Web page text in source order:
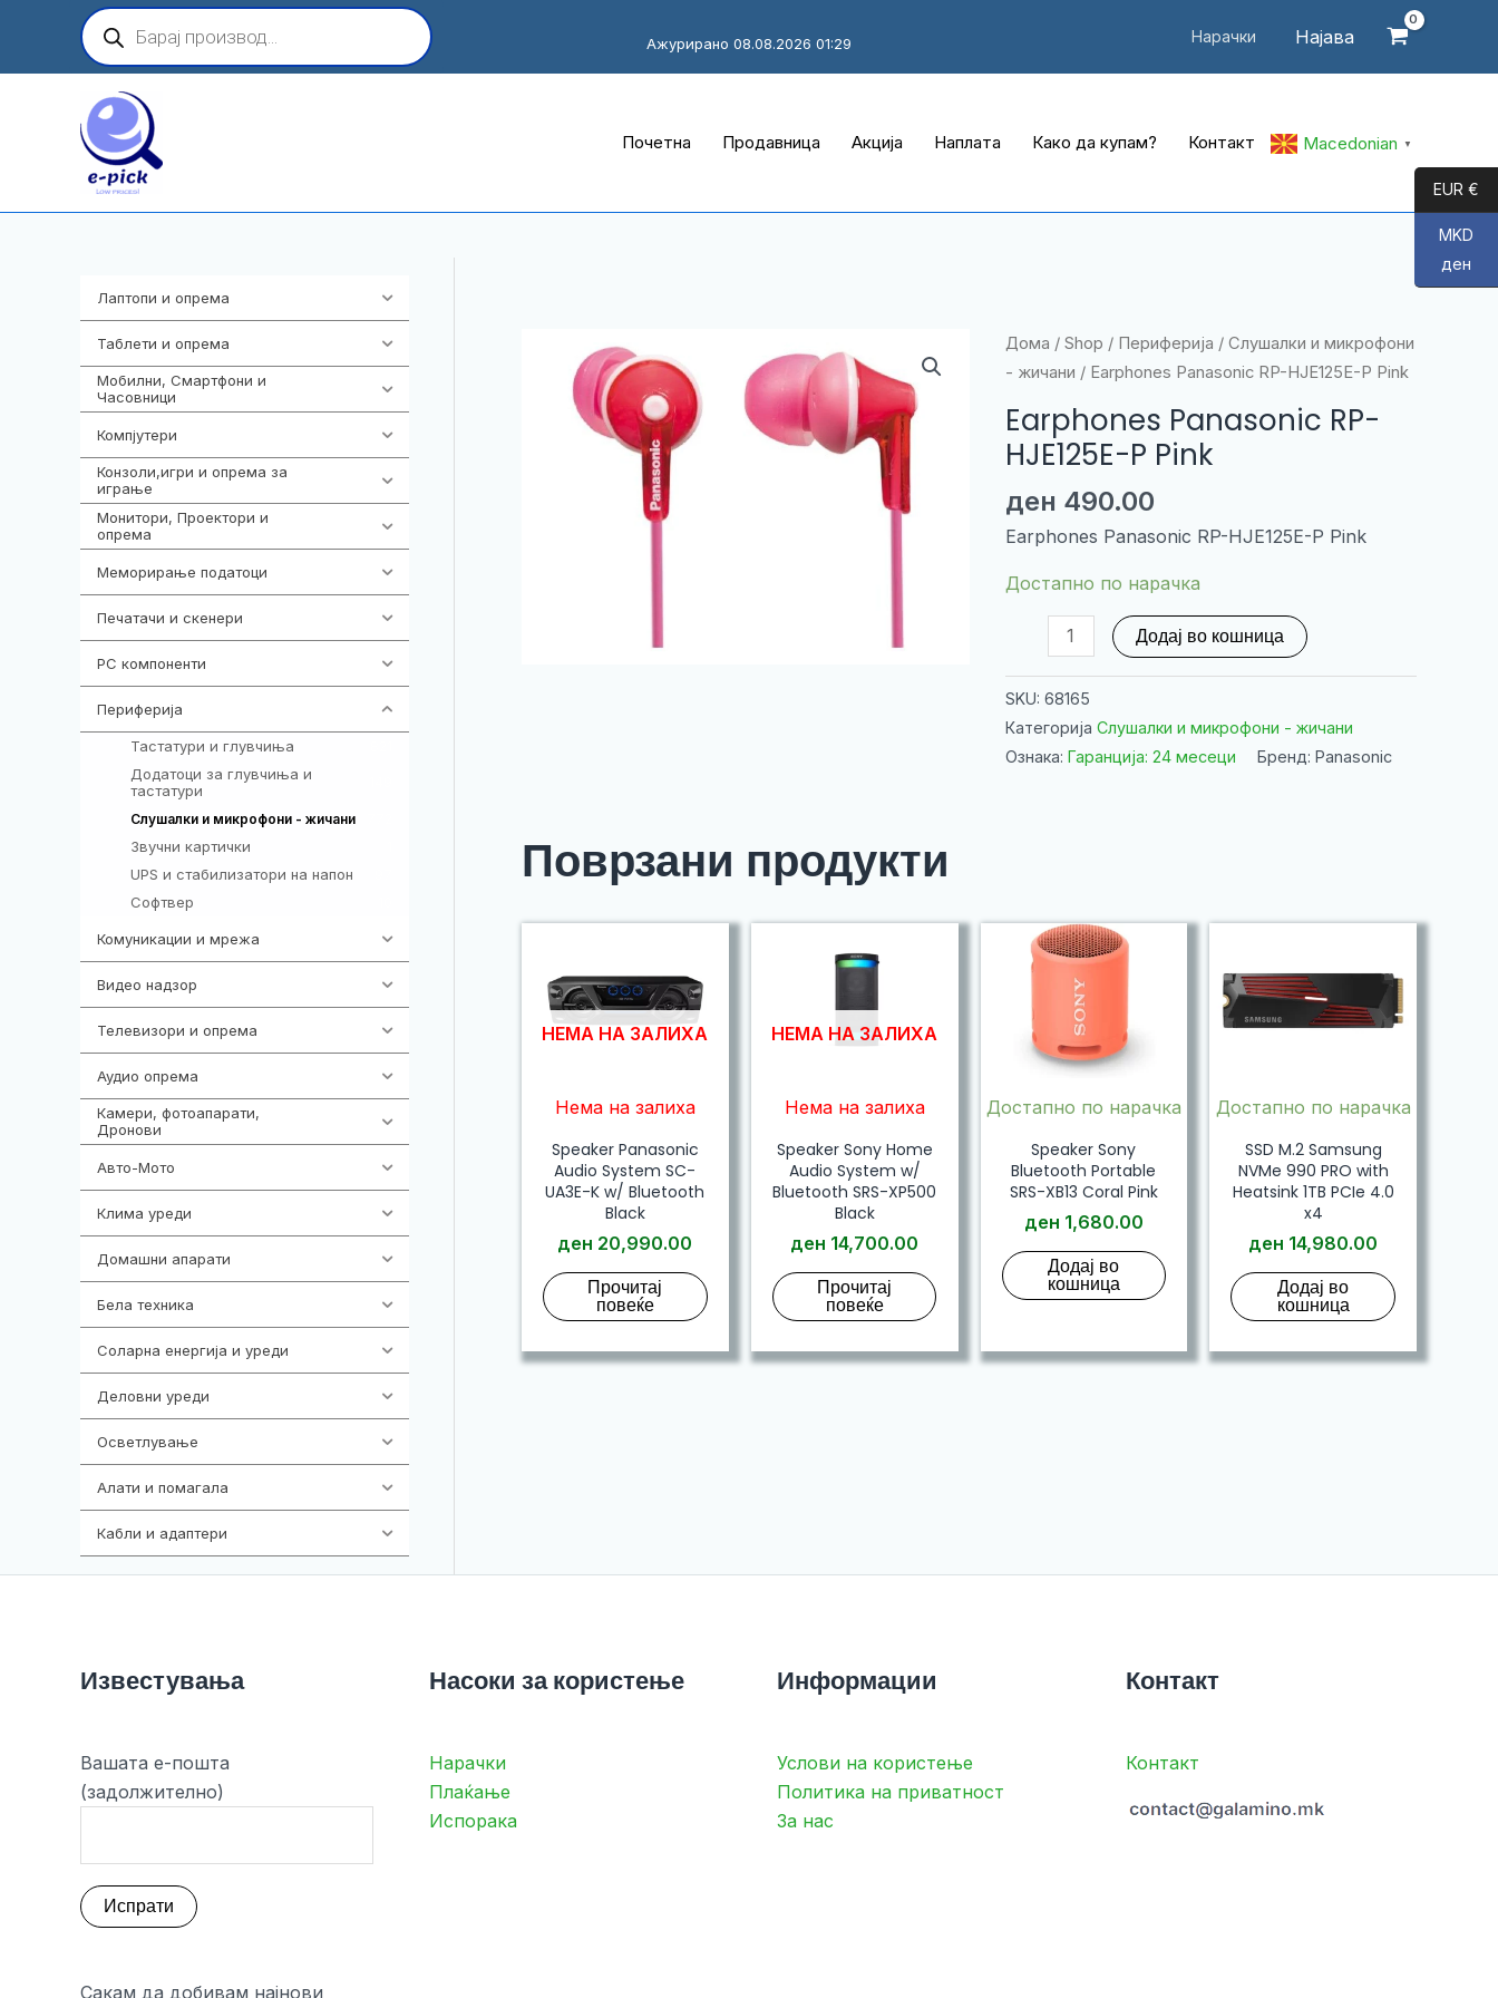
content
Products
search
Нарачки Најава
Ажурирано 08.08.2026 01:29
Почетна Продавница Акција Наплата Како да купам? Контакт Macedonian ▼
Лаптопи и опрема
Таблети и опрема
Мобилни, Смартфони и
Часовници
Компјутери
Конзоли,игри и опрема за
играње
Монитори, Проектори и
опрема
Меморирање податоци
Печатачи и скенери
PC компоненти
Периферија
Тастатури и глувчиња
Додатоци за глувчиња и
тастатури
Слушалки и микрофони - жичани
Звучни картички
UPS и стабилизатори на напон
Софтвер
Комуникации и мрежа
Видео надзор
Телевизори и опрема
Аудио опрема
Камери, фотоапарати,
Дронови
Авто-Мото
Клима уреди
Домашни апарати
Бела техника
Соларна енергија и уреди
Деловни уреди
Осветлување
Алати и помагала
Кабли и адаптери
Дома / Shop / Периферија / Слушалки и микрофони
- жичани / Earphones Panasonic RP-HJE125E-P Pink
Earphones Panasonic RP-
HJE125E-P Pink
ден 490.00
Earphones Panasonic RP-HJE125E-P Pink
Достапно по нарачка
Earphones
Panasonic
Додај во кошница
SKU: 68165
Категорија Слушалки и микрофони - жичани
Ознака: Гаранција: 24 месеци Бренд: Panasonic
Поврзани продукти
НЕМА НА ЗАЛИХА
Нема на залиха
Speaker Panasonic
Audio System SC-
UA3E-K w/ Bluetooth
Black
ден 20,990.00
Прочитај
повеќе
НЕМА НА ЗАЛИХА
Нема на залиха
Speaker Sony Home
Audio System w/
Bluetooth SRS-XP500
Black
ден 14,700.00
Прочитај
повеќе
Достапно по нарачка
Speaker Sony
Bluetooth Portable
SRS-XB13 Coral Pink
ден 1,680.00
Додај во
кошница
Достапно по нарачка
SSD M.2 Samsung
NVMe 990 PRO with
Heatsink 1TB PCIe 4.0
x4
ден 14,980.00
Додај во
кошница
Известувања
Вашата е-пошта
(задолжително)
Сакам да добивам најнови
Насоки за користење
Нарачки
Плаќање
Испорака
Информации
Услови на користење
Политика на приватност
За нас
Контакт
Контакт
EUR €
MKD
ден